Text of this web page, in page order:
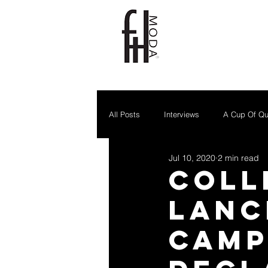
All Posts Interviews A Cup Of
Jul 10, 2020 2 min read